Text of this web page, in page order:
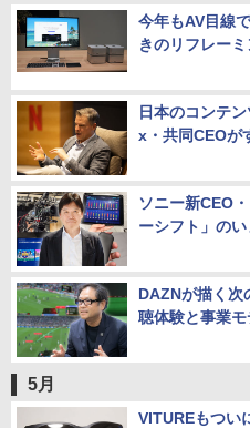
今年もAV目線
きのリフレー
日本のコンテ
x・共同CEOが
ソニー新CEO
ーシフト」の
DAZNが描く
聴体験と事業モ
5月
VITUREもつい